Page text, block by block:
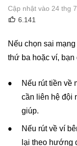
Cập nhật vào 24 thg
6.141
Nếu chọn sai
thứ ba hoặc ví,
Nếu rút tiền về
cần liên hệ đội
giúp.
Nếu rút về ví
lại theo hướng